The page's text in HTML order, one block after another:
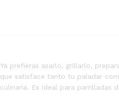
Ya prefieras asarlo, grillarlo,
que satisface tanto tu paladar
culinaria. Es ideal para parrilladas